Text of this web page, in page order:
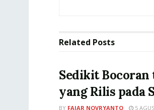
Related Posts
Sedikit Bocoran
yang Rilis pada
BY FAJAR NOVRYANTO 5